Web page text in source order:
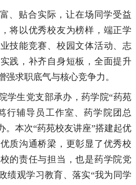
、贴合实际，让在场同学受益
将以优秀校友为榜样，端正学
技能竞赛、校园文体活动、志
践，补齐自身短板，全面提升
强求职底气与核心竞争力。
学生党支部承办，药学院“药苑
行辅导员工作室、药学院团总
。本次“药苑校友讲座”搭建起优
质沟通桥梁，更彰显了优秀校
的责任与担当，也是药学院党
绩观学习教育、落实“我为同学